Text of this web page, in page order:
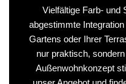
Vielfältige Farb- und
abgestimmte
Gartens oder Ihrer
nur praktisch,
Außenwohnkonzept